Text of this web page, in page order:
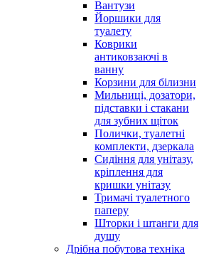
Вантузи
Йоршики для
туалету
Коврики
антиковзаючі в
ванну
Корзини для білизни
Мильниці, дозатори,
підставки і стакани
для зубних щіток
Полички, туалетні
комплекти, дзеркала
Сидіння для унітазу,
кріплення для
кришки унітазу
Тримачі туалетного
паперу
Шторки і штанги для
душу
Дрібна побутова техніка